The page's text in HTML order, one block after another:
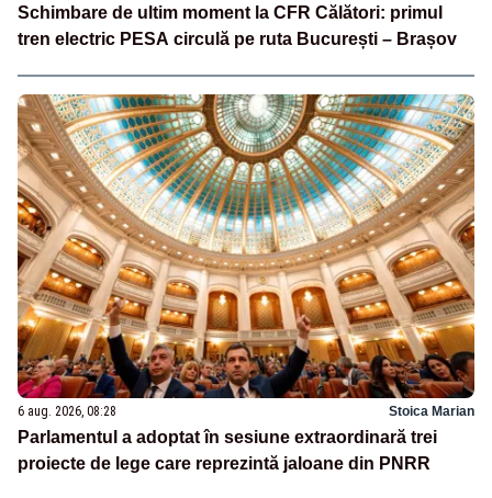
Schimbare de ultim moment la CFR Călători: primul
tren electric PESA circulă pe ruta București – Brașov
6 aug. 2026, 08:28 Stoica Marian
Parlamentul a adoptat în sesiune extraordinară trei
proiecte de lege care reprezintă jaloane din PNRR